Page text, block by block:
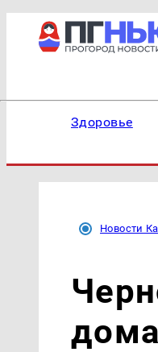
Здоровье
Новости